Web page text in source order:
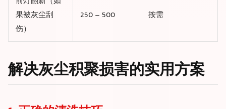
果被灰尘刮
伤）
250 – 500 按需
解决灰尘积聚损害的实用方案